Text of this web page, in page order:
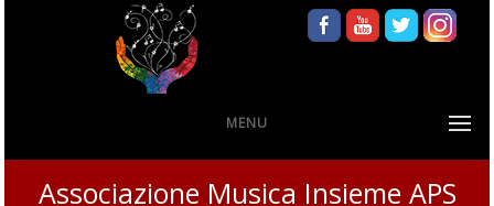
MENU
Associazione Musica Insieme APS